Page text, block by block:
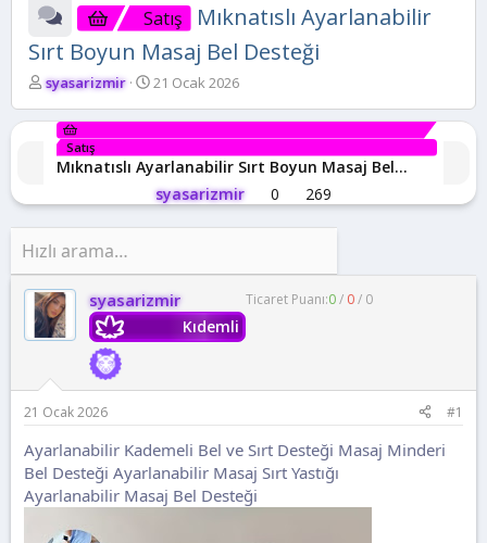
Satış
Mıknatıslı Ayarlanabilir
Sırt Boyun Masaj Bel Desteği
K
n
ş
l
a
t
a
syasarizmir
B
ş
l
a
n
g
a
r
i
h
21 Ocak 2026
Satış
Mıknatıslı Ayarlanabilir Sırt Boyun Masaj Bel
syasarizmir 0 269
syasarizmir
Kıdemli
Ticaret Puanı:0/ 0/ 0
21 Ocak 2026 #1
Ayarlanabilir Kademeli Bel ve Sırt Desteği Masaj Minderi
Bel Desteği Ayarlanabilir Masaj Sırt Yastığı
Ayarlanabilir Masaj Bel Desteği